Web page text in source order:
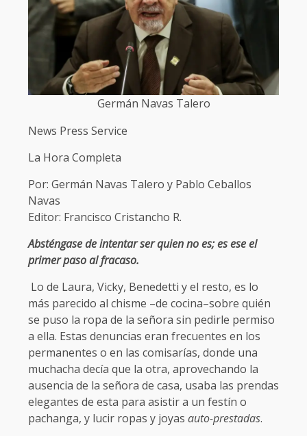
Germán Navas Talero
News Press Service
La Hora Completa
Por: Germán Navas Talero y Pablo Ceballos
Navas
Editor: Francisco Cristancho R.
Absténgase de intentar ser quien no es; es ese el
primer paso al fracaso.
Lo de Laura, Vicky, Benedetti y el resto, es lo
más parecido al chisme –de cocina–sobre quién
se puso la ropa de la señora sin pedirle permiso
a ella. Estas denuncias eran frecuentes en los
permanentes o en las comisarías, donde una
muchacha decía que la otra, aprovechando la
ausencia de la señora de casa, usaba las prendas
elegantes de esta para asistir a un festín o
pachanga, y lucir ropas y joyas auto-prestadas.